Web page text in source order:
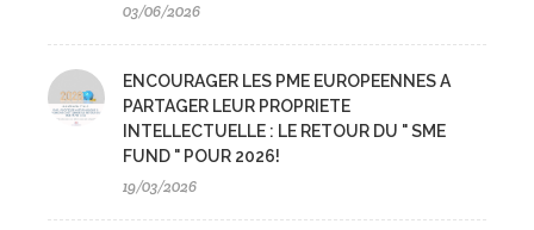
03/06/2026
ENCOURAGER LES PME EUROPEENNES A
PARTAGER LEUR PROPRIETE
INTELLECTUELLE : LE RETOUR DU " SME
FUND " POUR 2026!
19/03/2026